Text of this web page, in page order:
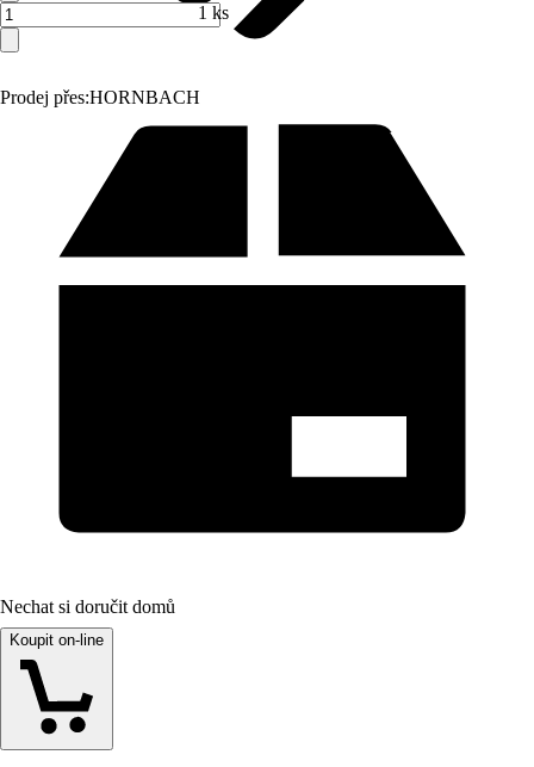
Prodej přes:HORNBACH
1 ks
Nechat si doručit domů
Koupit on-line